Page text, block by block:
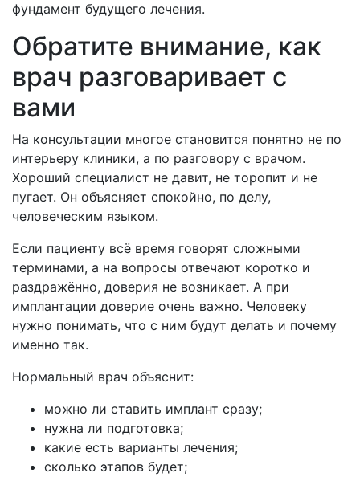
фундамент будущего лечения.
Обратите внимание, как
врач разговаривает с
вами
На консультации многое становится понятно не по
интерьеру клиники, а по разговору с врачом.
Хороший специалист не давит, не торопит и не
пугает. Он объясняет спокойно, по делу,
человеческим языком.
Если пациенту всё время говорят сложными
терминами, а на вопросы отвечают коротко и
раздражённо, доверия не возникает. А при
имплантации доверие очень важно. Человеку
нужно понимать, что с ним будут делать и почему
именно так.
Нормальный врач объяснит:
можно ли ставить имплант сразу;
нужна ли подготовка;
какие есть варианты лечения;
сколько этапов будет;